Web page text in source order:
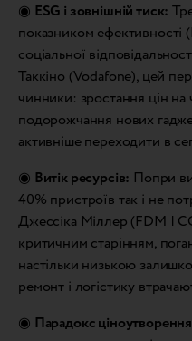
◉ ESG і зовнішній тиск:
показником ефективності
соціальної
Таккіно (Vodafone), цей
чинники: зростання цін на
подорожчання нових
активніше переходити в
◉ Витік ресурсів: Попри
40% пристроїв так і не
Джессіка Міллер (FDM |
критичним старінням,
настільки низькою
ремонт і логістику
◉ Парадокс